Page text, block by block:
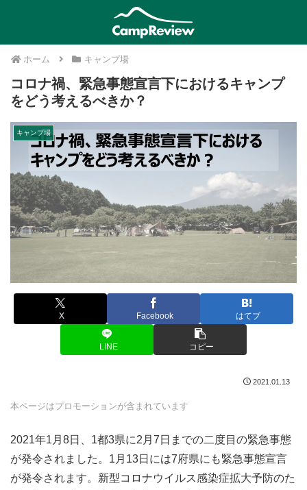
ホーム キャンプ場
コロナ禍、緊急事態宣言下におけるキャンプ
をどう考えるべきか？
キャンプ場
X Facebook はてブ
LINE コピー
2021.01.13
本ページはプロモーションが含まれています
2021年1月8日、1都3県に2月7日までの二度目の緊急事態
が発令されました。1月13日には7府県にも緊急事態宣言
が発令されます。新型コロナウイルス感染症拡大予防のた